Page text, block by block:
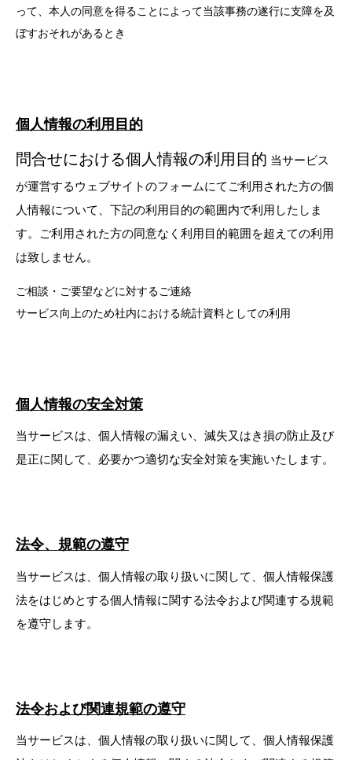
って、本人の同意を得ることによって当該事務の遂行に支障を及
ぼすおそれがあるとき
個人情報の利用目的
問合せにおける個人情報の利用目的 当サービス
が運営するウェブサイトのフォームにてご利用された方の個
人情報について、下記の利用目的の範囲内で利用したしま
す。ご利用された方の同意なく利用目的範囲を超えての利用
は致しません。
ご相談・ご要望などに対するご連絡
サービス向上のため社内における統計資料としての利用
個人情報の安全対策
当サービスは、個人情報の漏えい、滅失又はき損の防止及び
是正に関して、必要かつ適切な安全対策を実施いたします。
法令、規範の遵守
当サービスは、個人情報の取り扱いに関して、個人情報保護
法をはじめとする個人情報に関する法令および関連する規範
を遵守します。
法令および関連規範の遵守
当サービスは、個人情報の取り扱いに関して、個人情報保護